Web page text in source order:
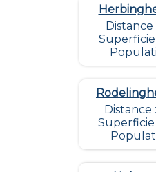
Distance
Superficie
Distance
Superficie